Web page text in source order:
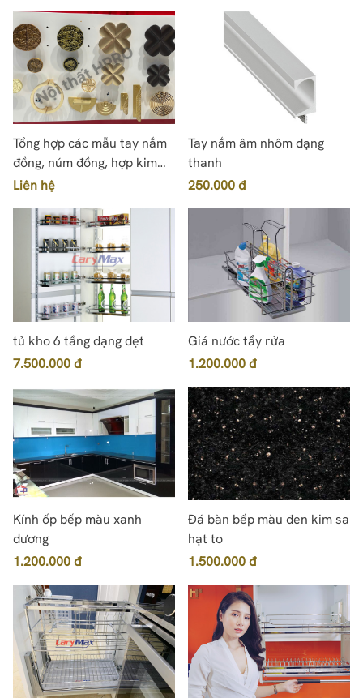
Tổng hợp các mẫu tay nắm
đồng, núm đồng, hợp kim
đẹp độc đáo
Liên hệ
Tay nắm âm nhôm dạng
thanh
250.000 đ
tủ kho 6 tầng dạng dẹt
7.500.000 đ
Giá nước tẩy rửa
1.200.000 đ
Kính ốp bếp màu xanh
dương
1.200.000 đ
Đá bàn bếp màu đen kim sa
hạt to
1.500.000 đ